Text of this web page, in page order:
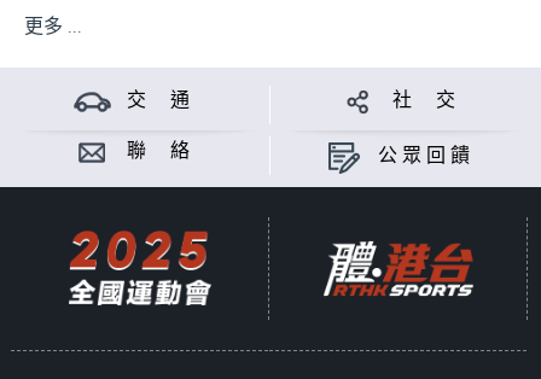
更多 ...
交 通 社 交
聯 絡 公眾回饋